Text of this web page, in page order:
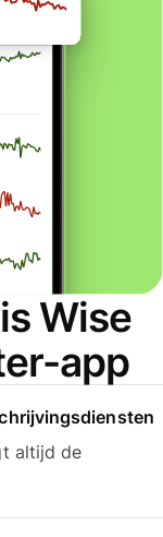
Wise
app
altijd de